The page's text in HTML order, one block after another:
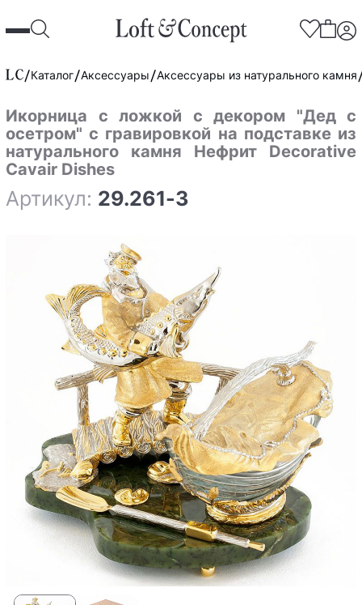
Каталог Аксессуары Аксессуары из натурального камня
Икорница с ложкой с декором "Дед с
осетром" с гравировкой на подставке из
натурального камня Нефрит Decorative
Cavair Dishes
Артикул: 29.261-3